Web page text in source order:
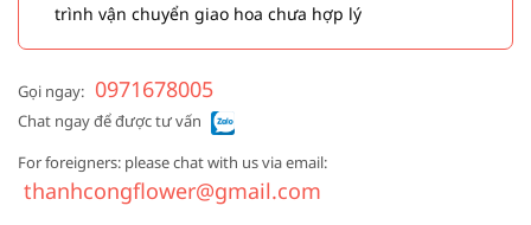
trình vận chuyển giao hoa chưa hợp lý
Gọi ngay: 0971678005
Chat ngay để được tư vấn
For foreigners: please chat with us via email:
thanhcongflower@gmail.com